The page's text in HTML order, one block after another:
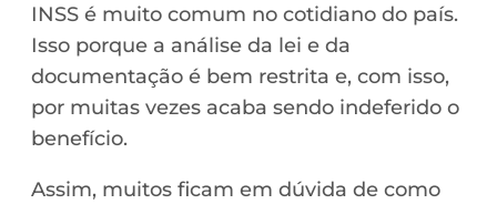
INSS é muito comum no cotidiano do país.
Isso porque a análise da lei e da
documentação é bem restrita e, com isso,
por muitas vezes acaba sendo indeferido o
benefício.
Assim, muitos ficam em dúvida de como